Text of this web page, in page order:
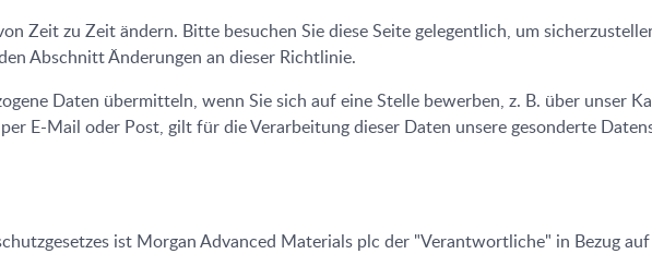
Zeit zu Zeit ändern. Bitte besuchen Sie diese Seite gelegentlich, um
Abschnitt Änderungen an dieser Richtlinie.
Daten übermitteln, wenn Sie sich auf eine Stelle bewerben, z. B. über unser
E-Mail oder Post, gilt für die Verarbeitung dieser Daten unsere gesonderte
ist Morgan Advanced Materials plc der "Verantwortliche" in Bezug